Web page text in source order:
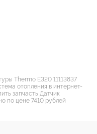
Thermo E320 11113837
отопления в интернет-
запчасть Датчик
по цене 7410 рублей